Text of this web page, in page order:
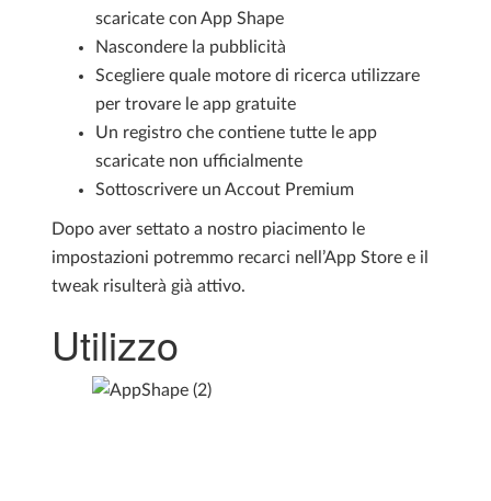
scaricate con App Shape
Nascondere la pubblicità
Scegliere quale motore di ricerca utilizzare
per trovare le app gratuite
Un registro che contiene tutte le app
scaricate non ufficialmente
Sottoscrivere un Accout Premium
Dopo aver settato a nostro piacimento le
impostazioni potremmo recarci nell’App Store e il
tweak risulterà già attivo.
Utilizzo